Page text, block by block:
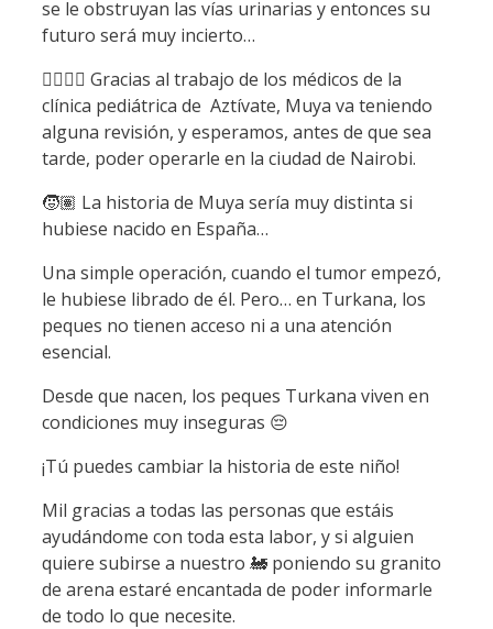
se le obstruyan las vías urinarias y entonces su
futuro será muy incierto…
👩‍⚕️👨‍⚕️ Gracias al trabajo de los médicos de la
clínica pediátrica de Aztívate, Muya va teniendo
alguna revisión, y esperamos, antes de que sea
tarde, poder operarle en la ciudad de Nairobi.
🧒🏽 La historia de Muya sería muy distinta si
hubiese nacido en España…
Una simple operación, cuando el tumor empezó,
le hubiese librado de él. Pero… en Turkana, los
peques no tienen acceso ni a una atención
esencial.
Desde que nacen, los peques Turkana viven en
condiciones muy inseguras 😔
¡Tú puedes cambiar la historia de este niño!
Mil gracias a todas las personas que estáis
ayudándome con toda esta labor, y si alguien
quiere subirse a nuestro 🚂 poniendo su granito
de arena estaré encantada de poder informarle
de todo lo que necesite.